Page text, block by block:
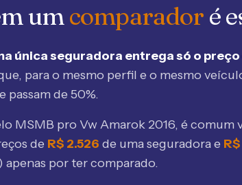
umcomparador é
única seguradora entrega só o
para o mesmo perfil e o mesmo
de 50%.
MSMB pro Vw Amarok 2016, é comum
de R$ 2.526 de uma seguradora e R$
apenas por ter comparado.